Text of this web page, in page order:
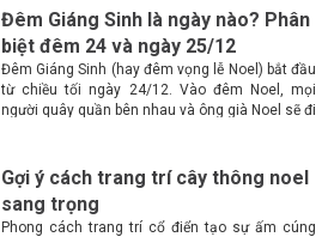
Đêm Giáng Sinh là ngày nào? Phân
biệt đêm 24 và ngày 25/12
Đêm Giáng Sinh (hay đêm vọng lễ Noel) bắt đầu
từ chiều tối ngày 24/12. Vào đêm Noel, mọi
người quây quần bên nhau và ông già Noel sẽ đi
Gợi ý cách trang trí cây thông noel
sang trọng
Phong cách trang trí cổ điển tạo sự ấm cúng